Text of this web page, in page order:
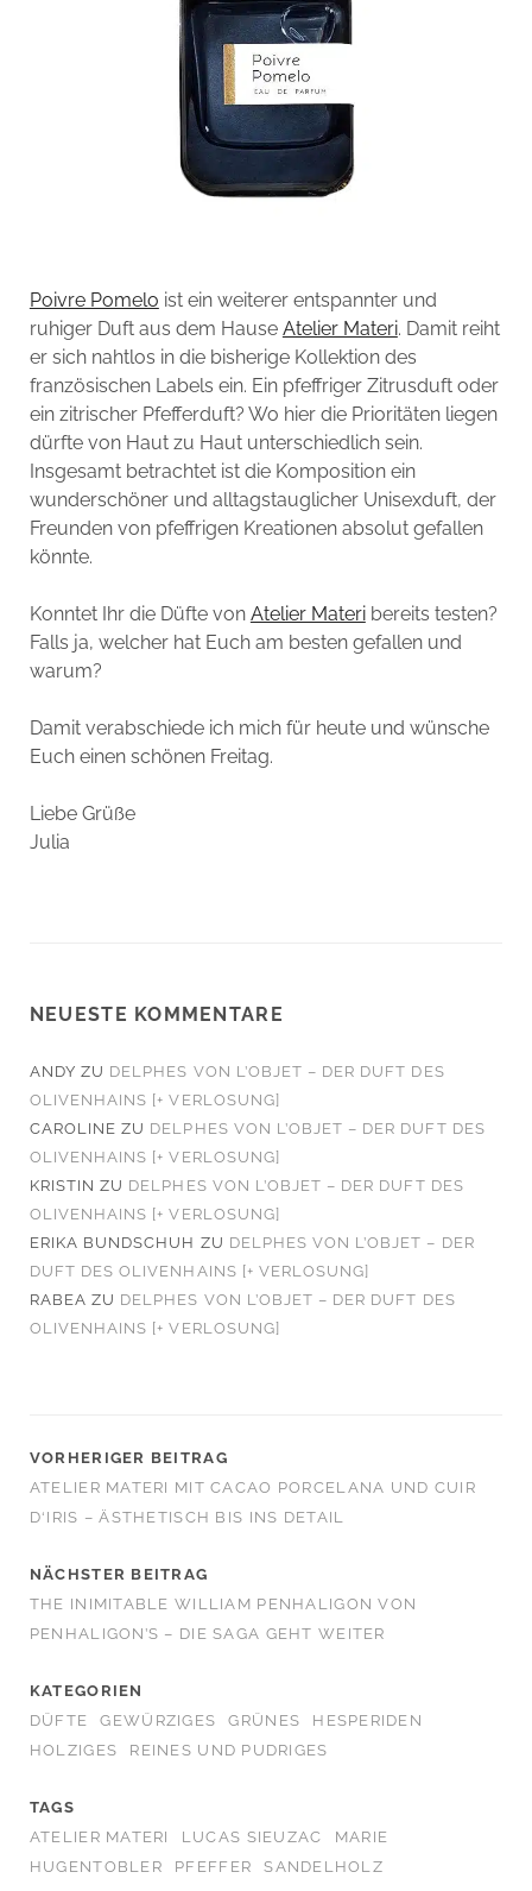
Poivre Pomelo ist ein weiterer entspannter und
ruhiger Duft aus dem Hause Atelier Materi. Damit reiht
er sich nahtlos in die bisherige Kollektion des
französischen Labels ein. Ein pfeffriger Zitrusduft oder
ein zitrischer Pfefferduft? Wo hier die Prioritäten liegen
dürfte von Haut zu Haut unterschiedlich sein.
Insgesamt betrachtet ist die Komposition ein
wunderschöner und alltagstauglicher Unisexduft, der
Freunden von pfeffrigen Kreationen absolut gefallen
könnte.
Konntet Ihr die Düfte von Atelier Materibereits testen?
Falls ja, welcher hat Euch am besten gefallen und
warum?
Damit verabschiede ich mich für heute und wünsche
Euch einen schönen Freitag.
Liebe Grüße
Julia
NEUESTE KOMMENTARE
ANDY ZU DELPHES VON L’OBJET – DER DUFT DES
OLIVENHAINS [+ VERLOSUNG]
CAROLINE ZU DELPHES VON L’OBJET – DER DUFT DES
OLIVENHAINS [+ VERLOSUNG]
KRISTIN ZU DELPHES VON L’OBJET – DER DUFT DES
OLIVENHAINS [+ VERLOSUNG]
ERIKA BUNDSCHUH ZU DELPHES VON L’OBJET – DER
DUFT DES OLIVENHAINS [+ VERLOSUNG]
RABEA ZU DELPHES VON L’OBJET – DER DUFT DES
OLIVENHAINS [+ VERLOSUNG]
VORHERIGER BEITRAG
ATELIER MATERI MIT CACAO PORCELANA UND CUIR
D‘IRIS – ÄSTHETISCH BIS INS DETAIL
NÄCHSTER BEITRAG
THE INIMITABLE WILLIAM PENHALIGON VON
PENHALIGON’S – DIE SAGA GEHT WEITER
KATEGORIEN
DÜFTE
GEWÜRZIGES GRÜNES
HESPERIDEN
HOLZIGES
REINES UND PUDRIGES
TAGS
ATELIER MATERI
LUCAS SIEUZAC
MARIE
HUGENTOBLER
PFEFFER SANDELHOLZ